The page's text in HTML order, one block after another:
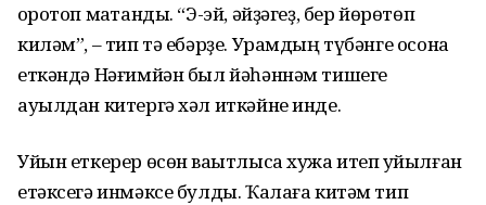
ҡоротоп маҡтанды. “Э-эй, әйҙәгеҙ, бер йөрөтөп
киләм”, – тип тә ебәрҙе. Урамдың түбәнге осона
еткәндә Нәғимйән был йәһәннәм тишеге
ауылдан китергә хәл иткәйне инде.
Уйын еткерер өсөн ваҡытлыса хужа итеп ҡуйылған
етәксегә инмәксе булды. Ҡалаға китәм тип